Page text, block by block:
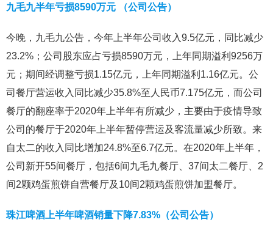
九毛九半年亏损8590万元 （公司公告）
今晚，九毛九公告，今年上半年公司收入9.5亿元，同比减少
23.2%；公司股东应占亏损8590万元，上年同期溢利9256万
元；期间经调整亏损1.15亿元，上年同期溢利1.16亿元。公
司餐厅营运收入同比减少35.8%至人民币7.175亿元，而公司
餐厅的翻座率于2020年上半年有所减少，主要由于疫情导致
公司的餐厅于2020年上半年暂停营运及客流量减少所致。来
自太二的收入同比增加24.8%至6.7亿元。在2020年上半年，
公司新开55间餐厅，包括6间九毛九餐厅、37间太二餐厅、2
间2颗鸡蛋煎饼自营餐厅及10间2颗鸡蛋煎饼加盟餐厅。
珠江啤酒上半年啤酒销量下降7.83%（公司公告）